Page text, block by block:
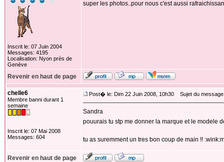
Inscrit le: 07 Juin 2004
Messages: 4195
Localisation: Nyon près de
Genève
super les photos..pour nous c'est aussi
Revenir en haut de page
chelle6
Membre banni durant 1
semaine
Inscrit le: 07 Mai 2008
Messages: 604
Post� le: Dim 22 Juin 2008, 10h30 Sujet du
Sandra
pouurais tu stp me donner la marque et le modele
tu as suremment un tres bon coup de main !!
Revenir en haut de page